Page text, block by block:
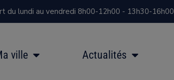
du lundi au vendredi 8h00-12h00 - 13h30-16h00
ville Actualités